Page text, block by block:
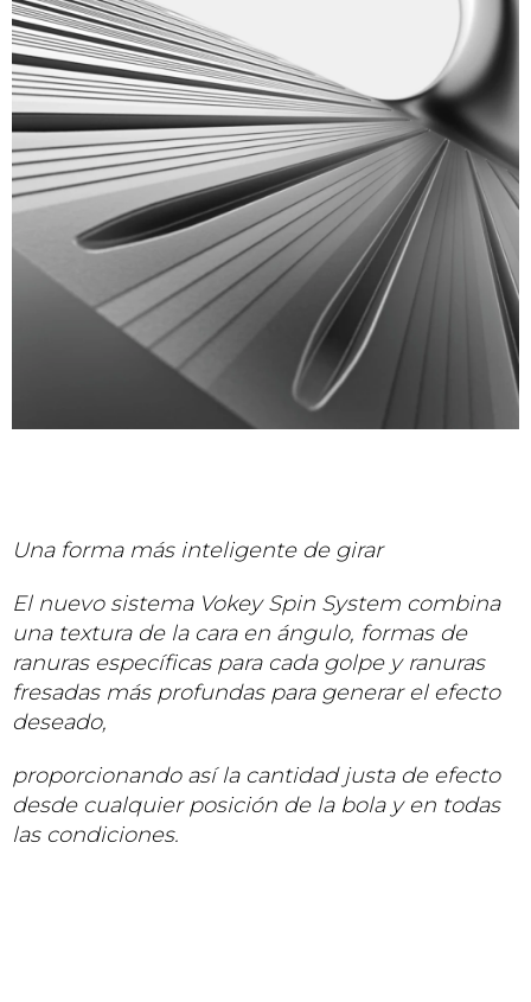
Una forma más inteligente de girar
El nuevo sistema Vokey Spin System combina
una textura de la cara en ángulo, formas de
ranuras específicas para cada golpe y ranuras
fresadas más profundas para generar el efecto
deseado,
proporcionando así la cantidad justa de efecto
desde cualquier posición de la bola y en todas
las condiciones.